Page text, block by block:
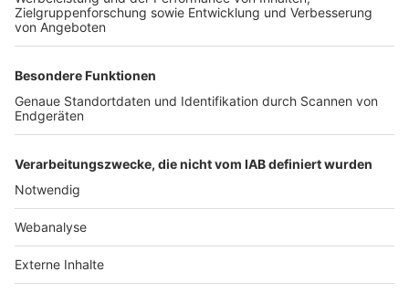
TOP-PARTNER
Nutzungsbedingungen Datenschutz Impressum